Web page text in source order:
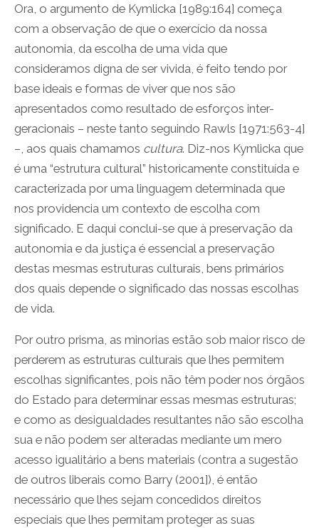
Ora, o argumento de Kymlicka [1989:164] começa
com a observação de que o exercício da nossa
autonomia, da escolha de uma vida que
consideramos digna de ser vivida, é feito tendo por
base ideais e formas de viver que nos são
apresentados como resultado de esforços inter-
geracionais – neste tanto seguindo Rawls [1971:563-4]
–, aos quais chamamos cultura. Diz-nos Kymlicka que
é uma “estrutura cultural” historicamente constituída e
caracterizada por uma linguagem determinada que
nos providencia um contexto de escolha com
significado. E daqui conclui-se que à preservação da
autonomia e da justiça é essencial a preservação
destas mesmas estruturas culturais, bens primários
dos quais depende o significado das nossas escolhas
de vida.
Por outro prisma, as minorias estão sob maior risco de
perderem as estruturas culturais que lhes permitem
escolhas significantes, pois não têm poder nos órgãos
do Estado para determinar essas mesmas estruturas;
e como as desigualdades resultantes não são escolha
sua e não podem ser alteradas mediante um mero
acesso igualitário a bens materiais (contra a sugestão
de outros liberais como Barry (2001]), é então
necessário que lhes sejam concedidos direitos
especiais que lhes permitam proteger as suas